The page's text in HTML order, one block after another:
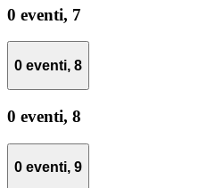
0 eventi, 7
0 eventi, 8
0 eventi, 8
0 eventi, 9